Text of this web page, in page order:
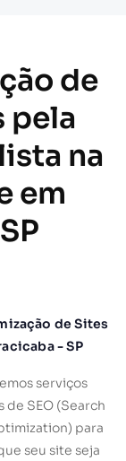
de
pela
na
em
de Sites
- SP
serviços
de SEO (Search
para
seu site seja